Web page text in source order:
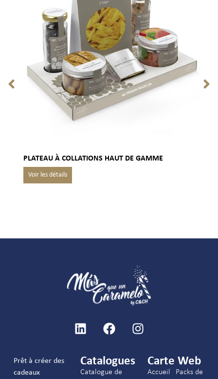
PLATEAU À COLLATIONS HAUT DE GAMME
Prêt à créer des
cadeaux
Catalogues
Catalogue de
Carte Web
Accueil
Packs de